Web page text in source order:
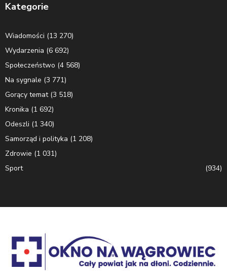
Kategorie
Wiadomości (13 270)
Wydarzenia (6 692)
Społeczeństwo (4 568)
Na sygnale (3 771)
Gorący temat(3 518)
Kronika (1 692)
Odeszli (1 340)
Samorząd i polityka (1 208)
Zdrowie (1 031)
Sport
(934)